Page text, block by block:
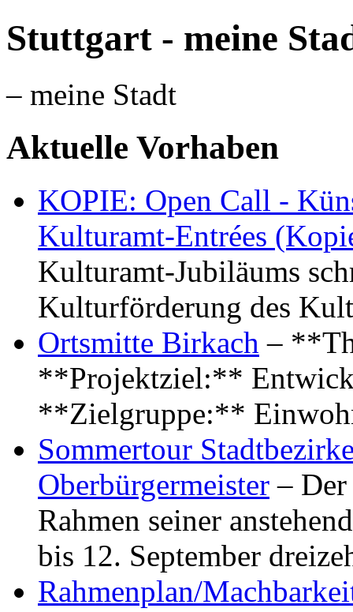
Stuttgart - meine
– meine Stadt
Aktuelle Vorhaben
KOPIE: Open Call -
Kulturamt-Entrées
Kulturamt-Jubiläums
Kulturförderung des
Ortsmitte Birkach –
**Projektziel:**
**Zielgruppe:**
Sommertour
Oberbürgermeister –
Rahmen seiner
bis 12. September
Rahmenplan/